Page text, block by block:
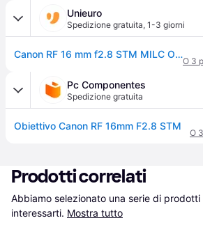
Unieuro
Spedizione gratuita, 1-3 giorni
Canon RF 16 mm f2.8 STM MILC Obiettivo ultra-ampio Nero
O 3
Pc Componentes
Spedizione gratuita
Obiettivo Canon RF 16mm F2.8 STM
O
Prodotti correlati
Abbiamo selezionato una serie di
interessarti. Mostra tutto